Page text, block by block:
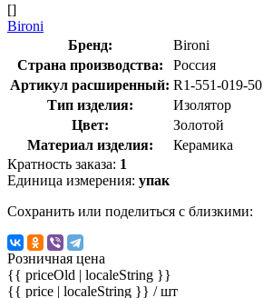
[]
Bironi
Бренд:
Bironi
Страна производства:
Россия
Артикул расширенный: R1-551-019-50
Тип изделия:
Изолятор
Цвет:
Золотой
Материал изделия:
Керамика
Кратность заказа: 1
Единица измерения: упак
Сохранить или поделиться с близкими:
Розничная цена
{{ priceOld | localeString }}
{{ price | localeString }} / шт